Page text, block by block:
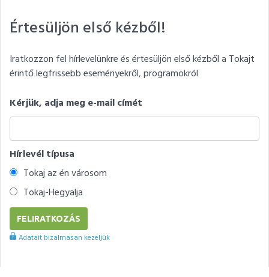
Értesüljön első kézből!
Iratkozzon fel hírlevelünkre és értesüljön első kézből a Tokajt
érintő legfrissebb eseményekről, programokról
Kérjük, adja meg e-mail címét
Hírlevél típusa
Tokaj az én városom
Tokaj-Hegyalja
Adatait bizalmasan kezeljük